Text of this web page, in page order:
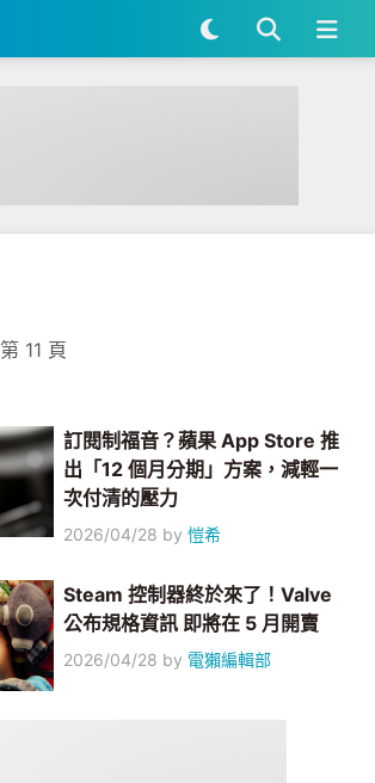
第 11 頁
訂閱制福音？蘋果 App Store 推
出「12 個月分期」方案，減輕一
次付清的壓力
2026/04/28 by愷希
Steam 控制器終於來了！Valve
公布規格資訊 即將在 5 月開賣
2026/04/28 by 電獺編輯部